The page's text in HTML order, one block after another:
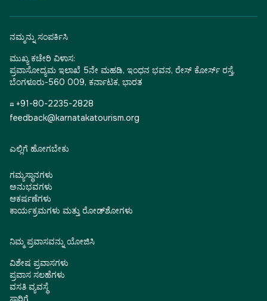
ನಮ್ಮನ್ನು ಸಂಪರ್ಕಿಸಿ
ಮುಖ್ಯ ಕಚೇರಿ ವಿಳಾಸ:
ಪ್ರವಾಸೋದ್ಯಮ ಇಲಾಖೆ 5ನೇ ಮಹಡಿ, ಇಂಧನ ಭವನ, ರೇಸ್ ಕೋರ್ಸ್ ರಸ್ತೆ,
ಬೆಂಗಳೂರು-560 009, ಕರ್ನಾಟಕ, ಭಾರತ
☎ +91-80-2235-2828
feedback@karnatakatourism.org
ಎಲ್ಲಿಗೆ ಹೋಗಬೇಕು
ಗಮ್ಯಸ್ಥಾನಗಳು
ಅನುಭವಗಳು
ಆಕರ್ಷಣೆಗಳು
ಕಾರ್ಯಕ್ರಮಗಳು ಮತ್ತು ರೋಡ್‌ಶೋಗಳು
ನಿಮ್ಮ ಪ್ರವಾಸವನ್ನು ಯೋಜಿಸಿ
ವಿಶೇಷ ಪ್ರವಾಸಗಳು
ಪ್ರವಾಸ ಸಲಹೆಗಳು
ವಸತಿ ವ್ಯವಸ್ಥೆ
ಸಾರಿಗೆ